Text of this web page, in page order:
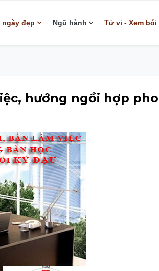
ngày đẹp Ngũ hành Tử vi - Xem bói
hướng ngồi hợp